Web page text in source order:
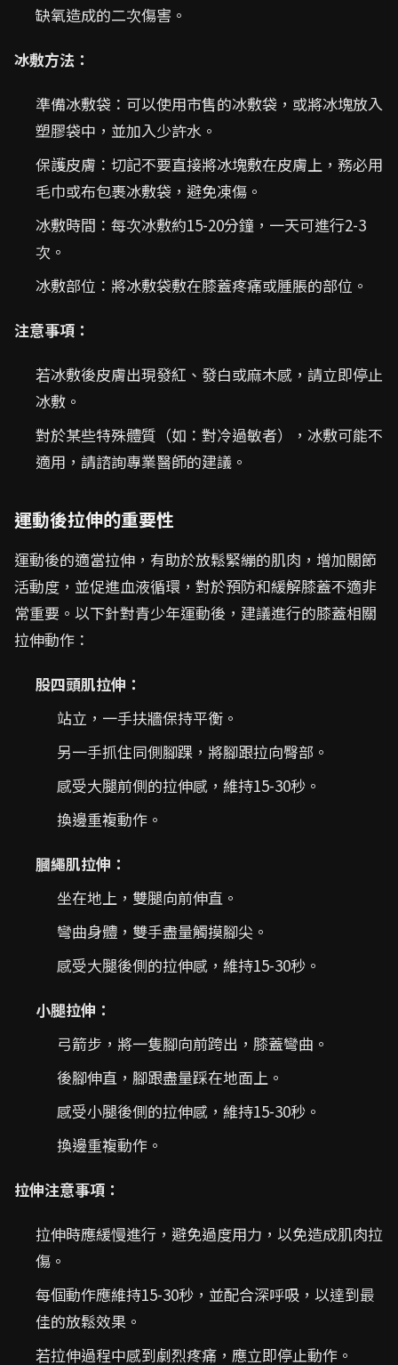
缺氧造成的二次傷害。
冰敷方法：
準備冰敷袋：可以使用市售的冰敷袋，或將冰塊放入
塑膠袋中，並加入少許水。
保護皮膚：切記不要直接將冰塊敷在皮膚上，務必用
毛巾或布包裹冰敷袋，避免凍傷。
冰敷時間：每次冰敷約15-20分鐘，一天可進行2-3
次。
冰敷部位：將冰敷袋敷在膝蓋疼痛或腫脹的部位。
注意事項：
若冰敷後皮膚出現發紅、發白或麻木感，請立即停止
冰敷。
對於某些特殊體質（如：對冷過敏者），冰敷可能不
適用，請諮詢專業醫師的建議。
運動後拉伸的重要性
運動後的適當拉伸，有助於放鬆緊繃的肌肉，增加關節
活動度，並促進血液循環，對於預防和緩解膝蓋不適非
常重要。以下針對青少年運動後，建議進行的膝蓋相關
拉伸動作：
股四頭肌拉伸：
站立，一手扶牆保持平衡。
另一手抓住同側腳踝，將腳跟拉向臀部。
感受大腿前側的拉伸感，維持15-30秒。
換邊重複動作。
膕繩肌拉伸：
坐在地上，雙腿向前伸直。
彎曲身體，雙手盡量觸摸腳尖。
感受大腿後側的拉伸感，維持15-30秒。
小腿拉伸：
弓箭步，將一隻腳向前跨出，膝蓋彎曲。
後腳伸直，腳跟盡量踩在地面上。
感受小腿後側的拉伸感，維持15-30秒。
換邊重複動作。
拉伸注意事項：
拉伸時應緩慢進行，避免過度用力，以免造成肌肉拉
傷。
每個動作應維持15-30秒，並配合深呼吸，以達到最
佳的放鬆效果。
若拉伸過程中感到劇烈疼痛，應立即停止動作。